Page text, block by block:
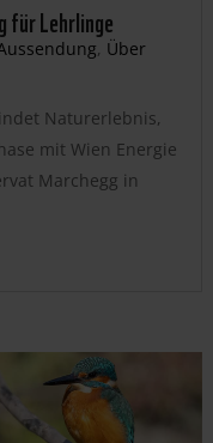
für Lehrlinge
, Über
Naturerlebnis,
mit Wien Energie
Marchegg in